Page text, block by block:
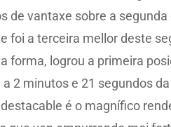
de vantaxe sobre a
foi a terceira mellor deste
forma, logrou a primeira
2 minutos e 21 segundos
é o magnífico